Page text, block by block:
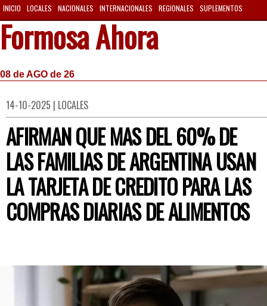
INICIO LOCALES NACIONALES INTERNACIONALES REGIONALES SUPLEMENTOS
Formosa Ahora
08 de AGO de 26
14-10-2025 | LOCALES
AFIRMAN QUE MAS DEL 60% DE
LAS FAMILIAS DE ARGENTINA USAN
LA TARJETA DE CREDITO PARA LAS
COMPRAS DIARIAS DE ALIMENTOS